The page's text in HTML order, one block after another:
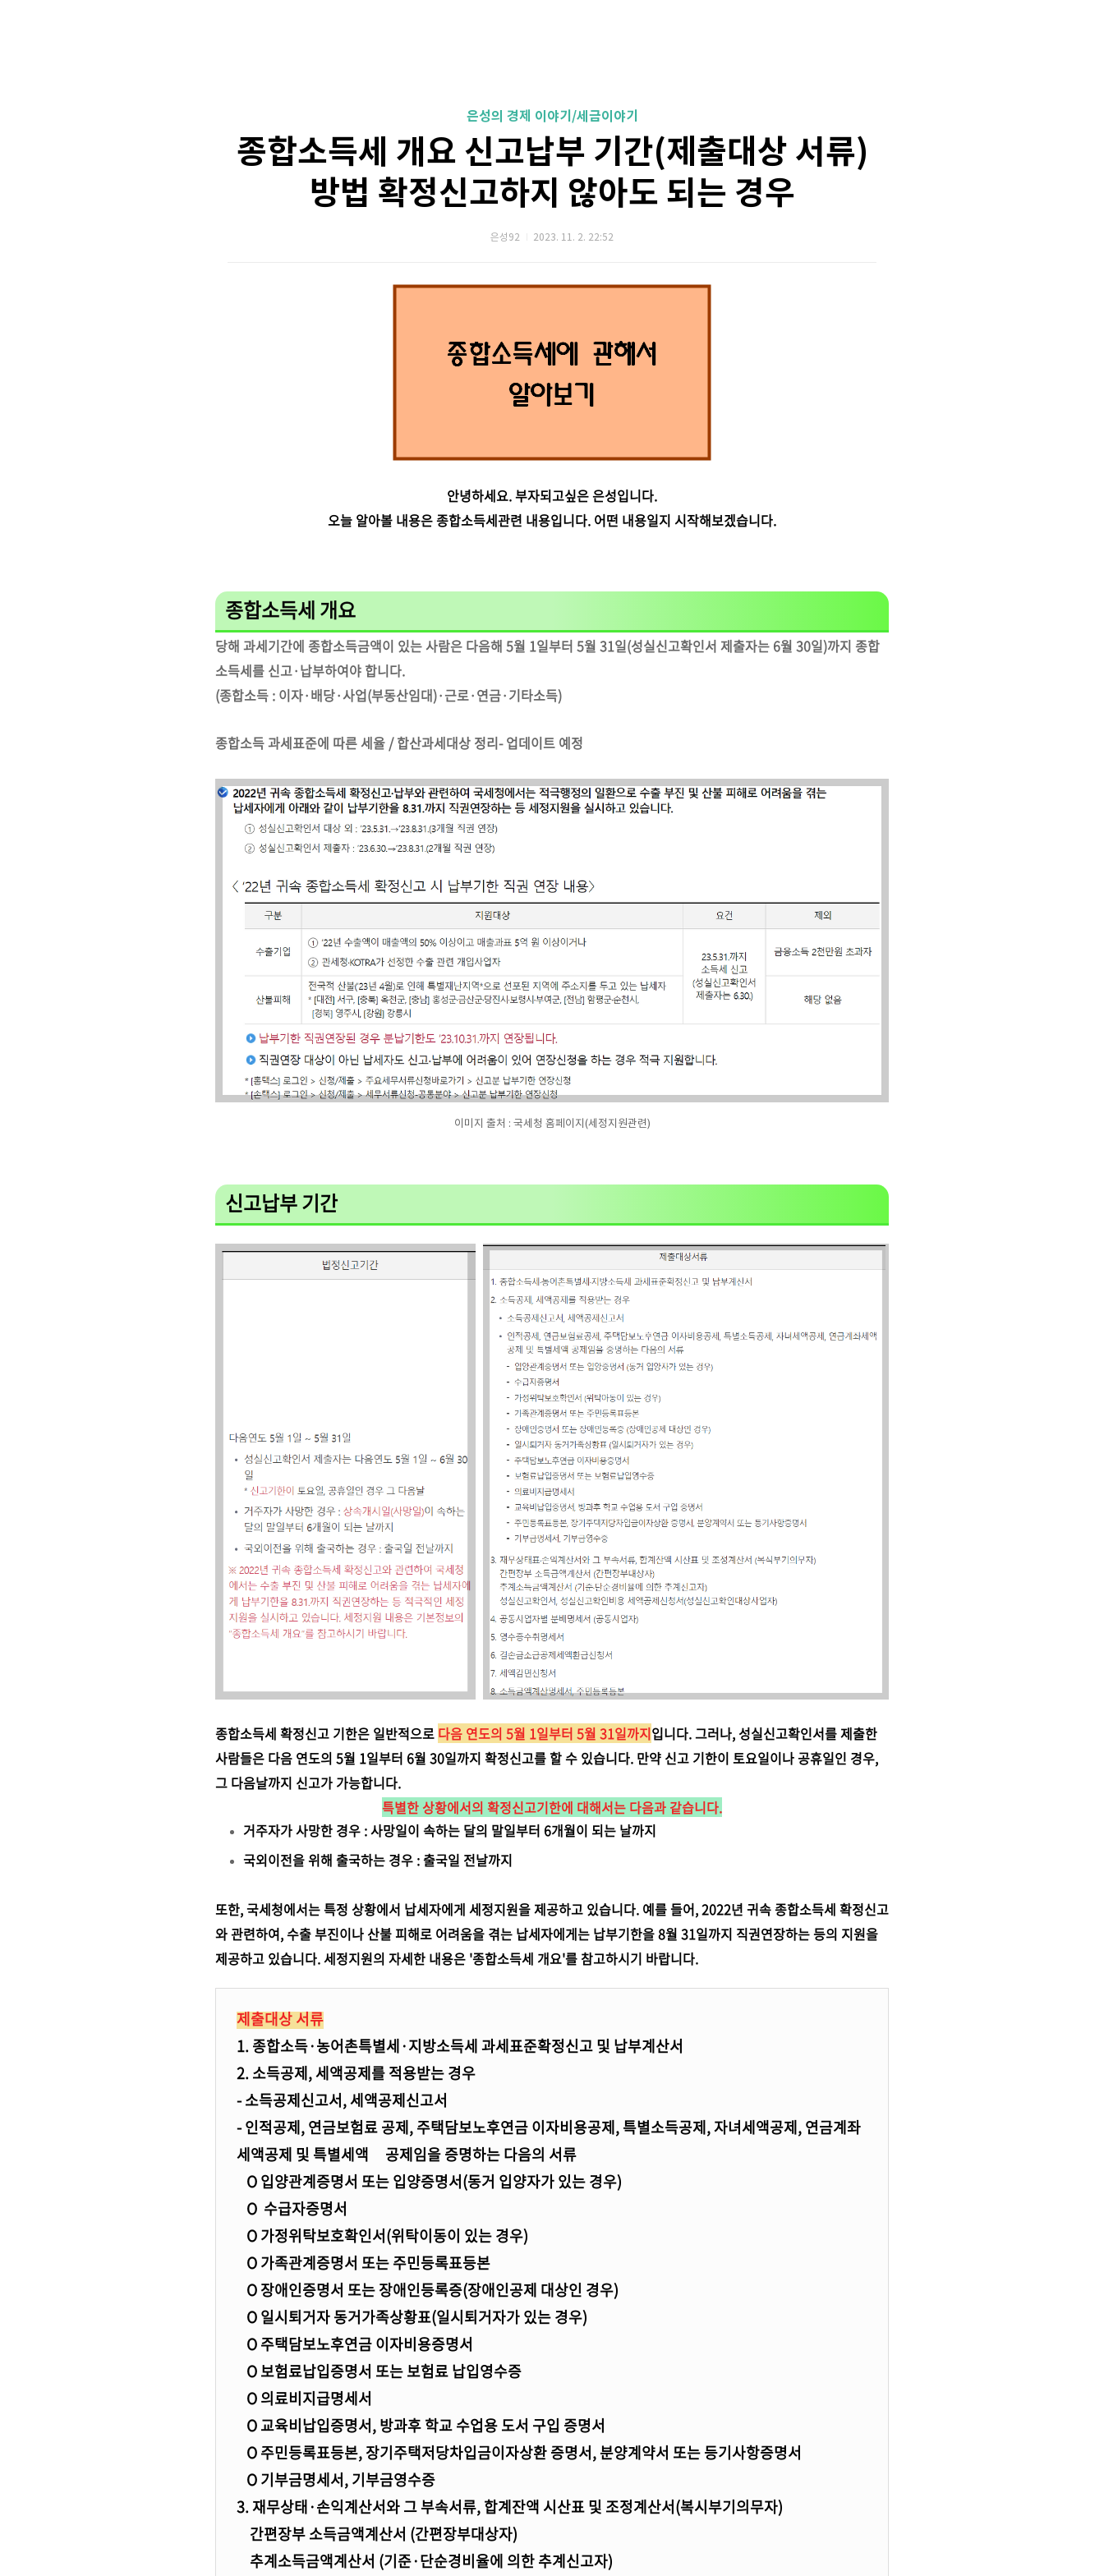
은성의 경제 이야기/세금이야기
종합소득세 개요 신고납부 기간(제출대상 서류)
방법 확정신고하지 않아도 되는 경우
은성92 2023. 11. 2. 22:52
안녕하세요. 부자되고싶은 은성입니다.
오늘 알아볼 내용은 종합소득세관련 내용입니다. 어떤 내용일지 시작해보겠습니다.
종합소득세 개요
당해 과세기간에 종합소득금액이 있는 사람은 다음해 5월 1일부터 5월 31일(성실신고확인서 제출자는 6월 30일)까지 종합
소득세를 신고·납부하여야 합니다.
(종합소득 : 이자·배당·사업(부동산임대)·근로·연금·기타소득)
종합소득 과세표준에 따른 세율 / 합산과세대상 정리- 업데이트 예정
이미지 출처 : 국세청 홈페이지(세정지원관련)
신고납부 기간
종합소득세 확정신고 기한은 일반적으로 다음 연도의 5월 1일부터 5월 31일까지입니다. 그러나, 성실신고확인서를 제출한
사람들은 다음 연도의 5월 1일부터 6월 30일까지 확정신고를 할 수 있습니다. 만약 신고 기한이 토요일이나 공휴일인 경우,
그 다음날까지 신고가 가능합니다.
특별한 상황에서의 확정신고기한에 대해서는 다음과 같습니다.
거주자가 사망한 경우 : 사망일이 속하는 달의 말일부터 6개월이 되는 날까지
국외이전을 위해 출국하는 경우 : 출국일 전날까지
또한, 국세청에서는 특정 상황에서 납세자에게 세정지원을 제공하고 있습니다. 예를 들어, 2022년 귀속 종합소득세 확정신고
와 관련하여, 수출 부진이나 산불 피해로 어려움을 겪는 납세자에게는 납부기한을 8월 31일까지 직권연장하는 등의 지원을
제공하고 있습니다. 세정지원의 자세한 내용은 '종합소득세 개요'를 참고하시기 바랍니다.
제출대상 서류
1. 종합소득·농어촌특별세·지방소득세 과세표준확정신고 및 납부계산서
2. 소득공제, 세액공제를 적용받는 경우
- 소득공제신고서, 세액공제신고서
- 인적공제, 연금보험료 공제, 주택담보노후연금 이자비용공제, 특별소득공제, 자녀세액공제, 연금계좌
세액공제 및 특별세액 공제임을 증명하는 다음의 서류
O 입양관계증명서 또는 입양증명서(동거 입양자가 있는 경우)
O 수급자증명서
O 가정위탁보호확인서(위탁이동이 있는 경우)
O 가족관계증명서 또는 주민등록표등본
O 장애인증명서 또는 장애인등록증(장애인공제 대상인 경우)
O 일시퇴거자 동거가족상황표(일시퇴거자가 있는 경우)
O 주택담보노후연금 이자비용증명서
O 보험료납입증명서 또는 보험료 납입영수증
O 의료비지급명세서
O 교육비납입증명서, 방과후 학교 수업용 도서 구입 증명서
O 주민등록표등본, 장기주택저당차입금이자상환 증명서, 분양계약서 또는 등기사항증명서
O 기부금명세서, 기부금영수증
3. 재무상태·손익계산서와 그 부속서류, 합계잔액 시산표 및 조정계산서(복시부기의무자)
간편장부 소득금액계산서 (간편장부대상자)
추계소득금액계산서 (기준·단순경비율에 의한 추계신고자)